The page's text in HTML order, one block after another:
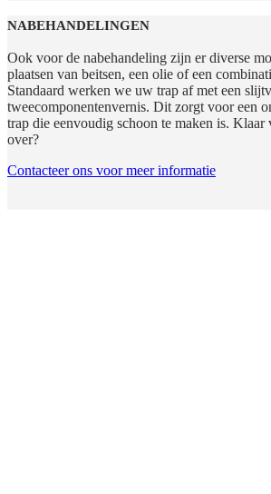
NABEHANDELINGEN
Ook voor de nabehandeling zijn er diverse
plaatsen van beitsen, een olie of een
Standaard werken we uw trap af met een
tweecomponentenvernis. Dit zorgt voor een
trap die eenvoudig schoon te maken is. Klaar
over?
Contacteer ons voor meer informatie